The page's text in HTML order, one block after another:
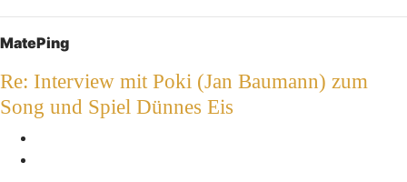
Nach oben
MatePing
Re: Interview mit Poki (Jan Baumann) zum
Song und Spiel Dünnes Eis